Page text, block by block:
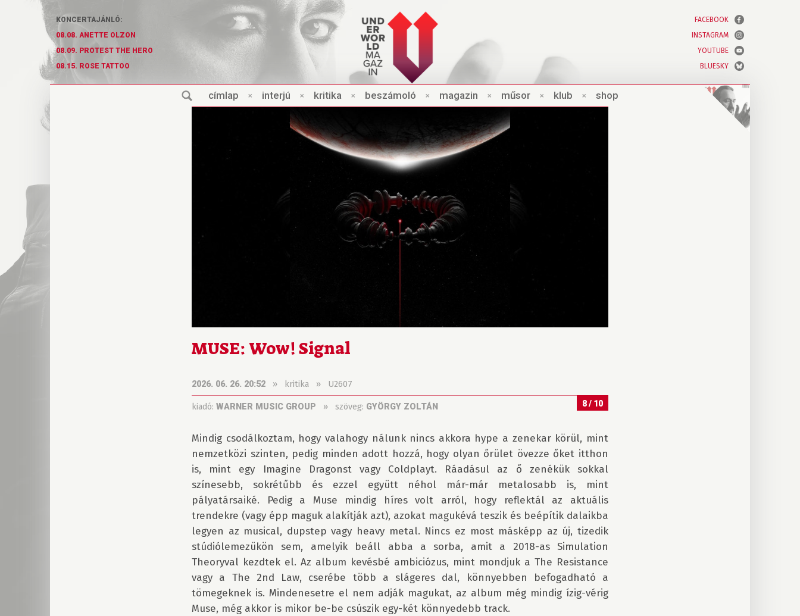
KONCERTAJÁNLÓ:
08.08. ANETTE OLZON
08.09. PROTEST THE HERO
08.15. ROSE TATTOO
FACEBOOK
INSTAGRAM
YOUTUBE
BLUESKY
címlap × interjú × kritika × beszámoló × magazin × műsor × klub × shop
MUSE: Wow! Signal
2026. 06. 26. 20:52 » kritika » U2607
8 / 10
kiadó: WARNER MUSIC GROUP » szöveg: GYÖRGY ZOLTÁN
Mindig csodálkoztam, hogy valahogy nálunk nincs akkora hype a zenekar körül, mint
nemzetközi szinten, pedig minden adott hozzá, hogy olyan őrület övezze őket itthon
is, mint egy Imagine Dragonst vagy Coldplayt. Ráadásul az ő zenékük sokkal
színesebb, sokrétűbb és ezzel együtt néhol már-már metalosabb is, mint
pályatársaiké. Pedig a Muse mindig híres volt arról, hogy reflektál az aktuális
trendekre (vagy épp maguk alakítják azt), azokat magukévá teszik és beépítik dalaikba
legyen az musical, dupstep vagy heavy metal. Nincs ez most másképp az új, tizedik
stúdiólemezükön sem, amelyik beáll abba a sorba, amit a 2018-as Simulation
Theoryval kezdtek el. Az album kevésbé ambiciózus, mint mondjuk a The Resistance
vagy a The 2nd Law, cserébe több a slágeres dal, könnyebben befogadható a
tömegeknek is. Mindenesetre el nem adják magukat, az album még mindig ízig-vérig
Muse, még akkor is mikor be-be csúszik egy-két könnyedebb track.